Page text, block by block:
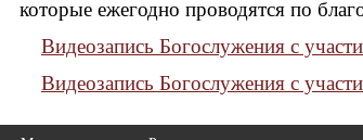
которые ежегодно проводятся по
Видеозапись Богослужения с
Видеозапись Богослужения с